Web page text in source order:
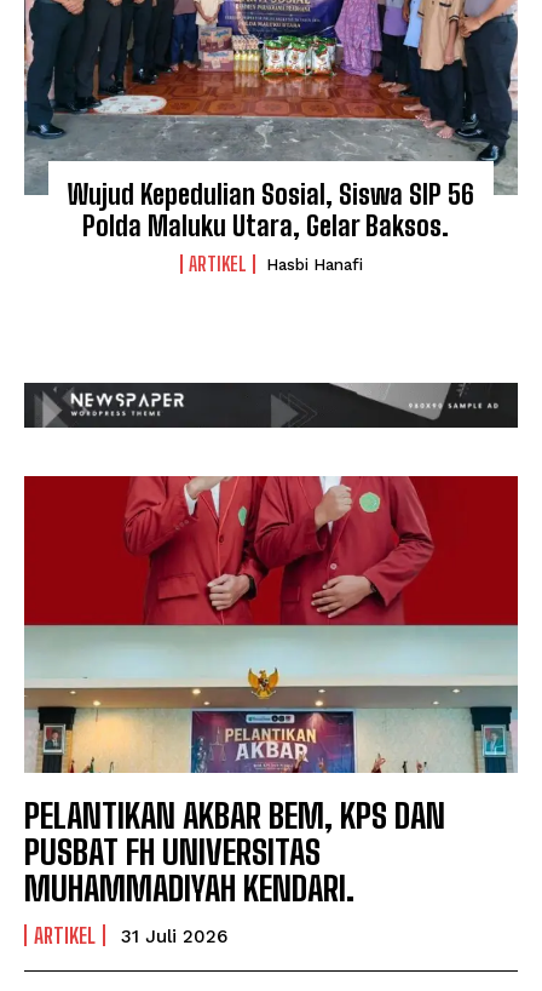
Wujud Kepedulian Sosial, Siswa SIP 56
Polda Maluku Utara, Gelar Baksos.
ARTIKEL Hasbi Hanafi
PELANTIKAN AKBAR BEM, KPS DAN
PUSBAT FH UNIVERSITAS
MUHAMMADIYAH KENDARI.
ARTIKEL 31 Juli 2026